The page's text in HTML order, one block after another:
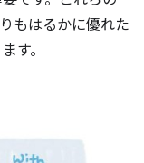
もはるかに優れた
す。